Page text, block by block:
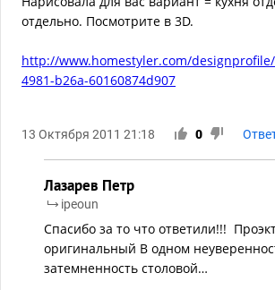
отдельно. Посмотрите в 3D.
http://www.homestyler.com/
4981-b26a-60160874d907
13 Октября 2011 21:18 0
Лазарев Петр
ipeoun
Спасибо за то что ответили!!!
оригинальный В одном
затемненность столовой…